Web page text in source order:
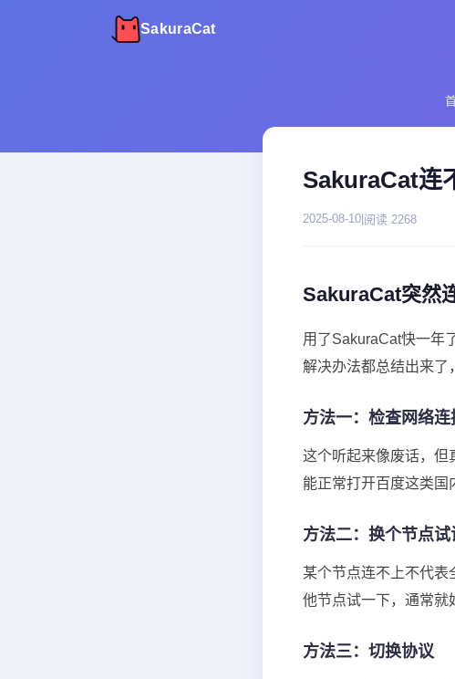
SakuraCat
SakuraCat连
2025-08-10 阅读 2268
SakuraCat突然
用了SakuraCat快一年
解决办法都总结出来了
方法一：检查网络连
这个听起来像废话，但
能正常打开百度这类国
方法二：换个节点试
某个节点连不上不代
他节点试一下，通常就
方法三：切换协议